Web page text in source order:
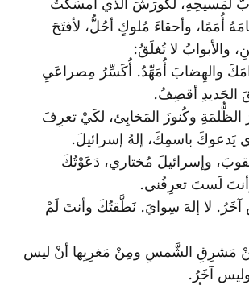
لمَسيحِهِ، لكورَشَ الّذي أمسَكتُ
أُمَمًا، وأحقاءَ مُلوكٍ أحُلُّ، لأفتَحَ
والأبوابُ لا تُغلَقُ:
والهِضابَ أُمَهِّدُ. أُكَسِّرُ مِصراعَيِ
الحَديدِ أقصِفُ.
الظُّلمَةِ وكُنوزَ المَخابِئ، لكَيْ تعرِفَ
يَدعوكَ باسمِكَ، إلهُ إسرائيلَ.
وإسرائيلَ مُختاري، دَعَوْتُكَ
لَستَ تعرِفُني.
آخَرُ. لا إلهَ سِوايَ. نَطَّقتُكَ وأنتَ لَمْ
مَشرِقِ الشَّمسِ ومِنْ مَغرِبِها أنْ ليس
آخَرُ.